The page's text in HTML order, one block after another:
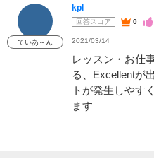
ていあ～ん
kpl
回答スコア 0
2021/03/14
レッスン・お仕
る、Excellentが
トが発生しやす
ます